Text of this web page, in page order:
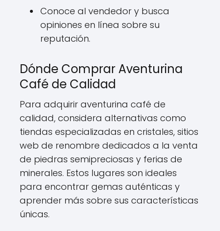
Conoce al vendedor y busca
opiniones en línea sobre su
reputación.
Dónde Comprar Aventurina
Café de Calidad
Para adquirir aventurina café de
calidad, considera alternativas como
tiendas especializadas en cristales, sitios
web de renombre dedicados a la venta
de piedras semipreciosas y ferias de
minerales. Estos lugares son ideales
para encontrar gemas auténticas y
aprender más sobre sus características
únicas.